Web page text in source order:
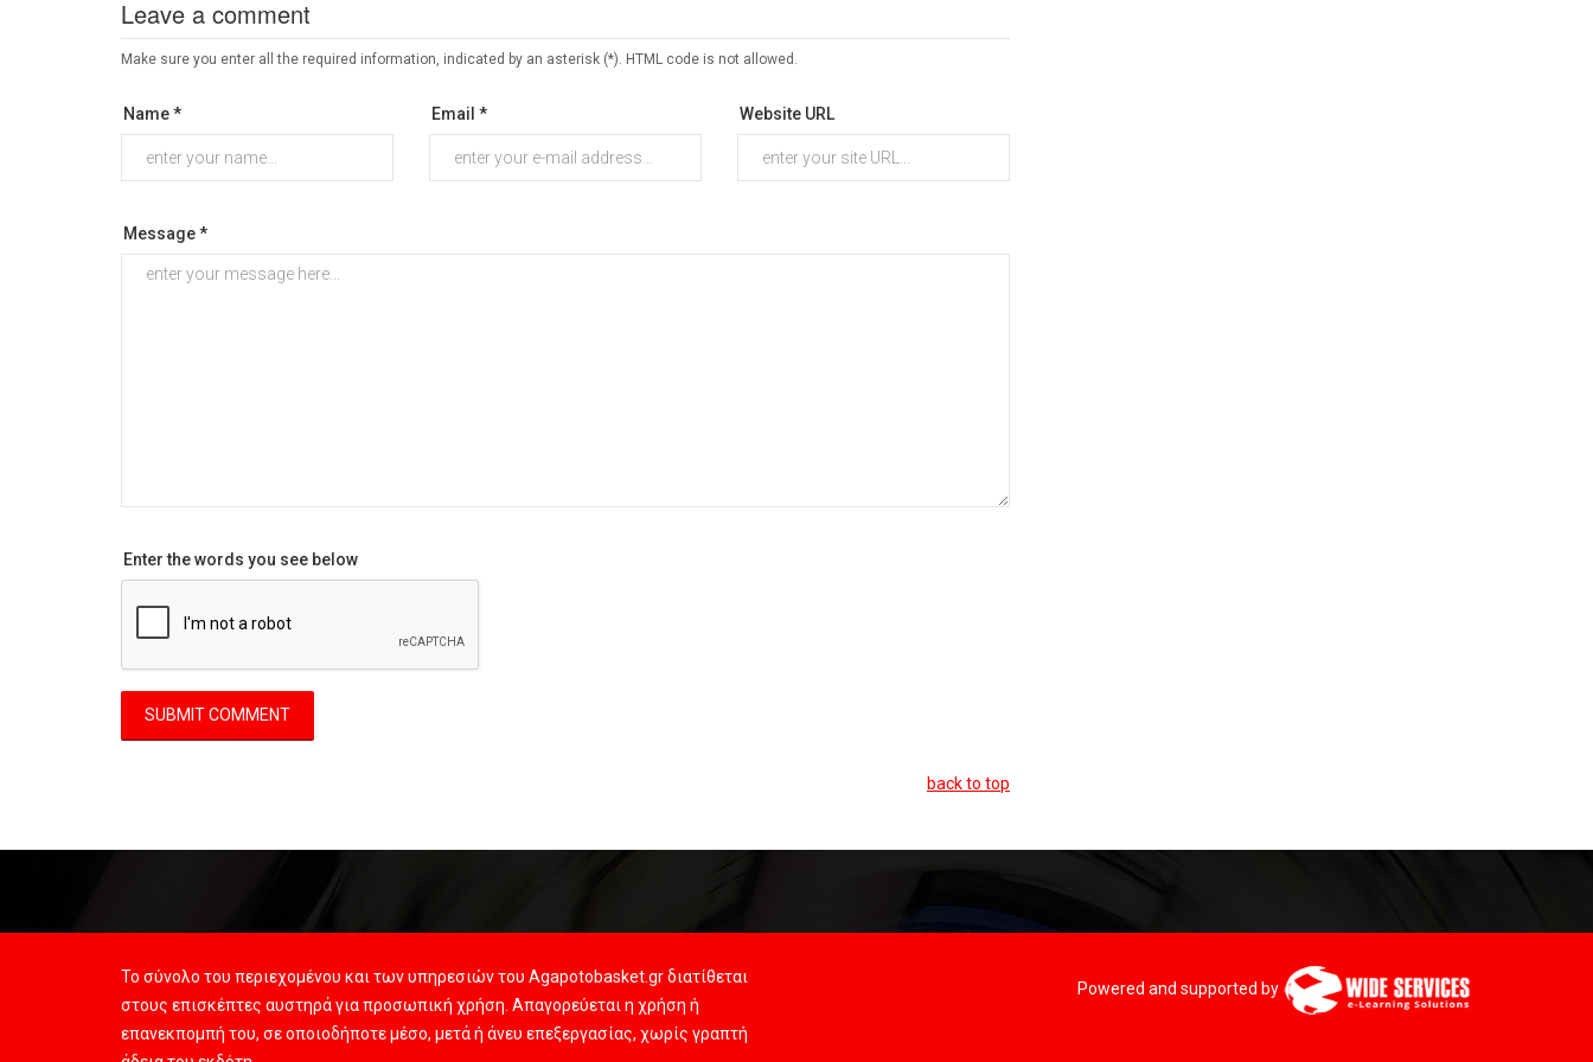
Leave a comment
Make sure you enter all the required information, indicated by an asterisk (*). HTML code is not allowed.
Name * Email * Website URL
Message *
Enter the words you see below
back to top
Το σύνολο του περιεχομένου και των υπηρεσιών του Agapotobasket.gr διατίθεται
στους επισκέπτες αυστηρά για προσωπική χρήση. Απαγορεύεται η χρήση ή
επανεκπομπή του, σε οποιοδήποτε μέσο, μετά ή άνευ επεξεργασίας, χωρίς γραπτή
Powered and supported by